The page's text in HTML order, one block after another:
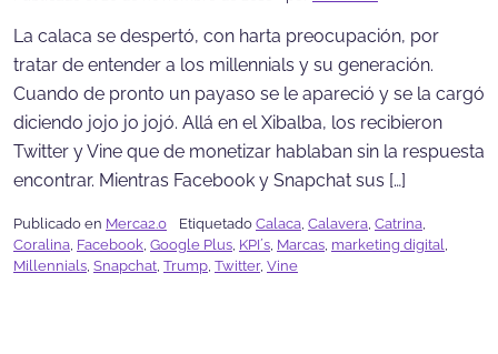
La calaca se despertó, con harta preocupación, por
tratar de entender a los millennials y su generación.
Cuando de pronto un payaso se le apareció y se la cargó
diciendo jojo jo jojó. Allá en el Xibalba, los recibieron
Twitter y Vine que de monetizar hablaban sin la respuesta
encontrar. Mientras Facebook y Snapchat sus […]
Publicado en Merca2.0 Etiquetado Calaca Calavera Catrina
Coralina Facebook Google Plus KPI´s Marcas marketing digital
Millennials Snapchat Trump Twitter, Vine